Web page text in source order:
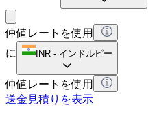
仲値レートを使用
に
INR - インドルピー
仲値レートを使用
送金見積りを表示